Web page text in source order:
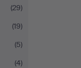
(29)
(19)
(5)
(4)